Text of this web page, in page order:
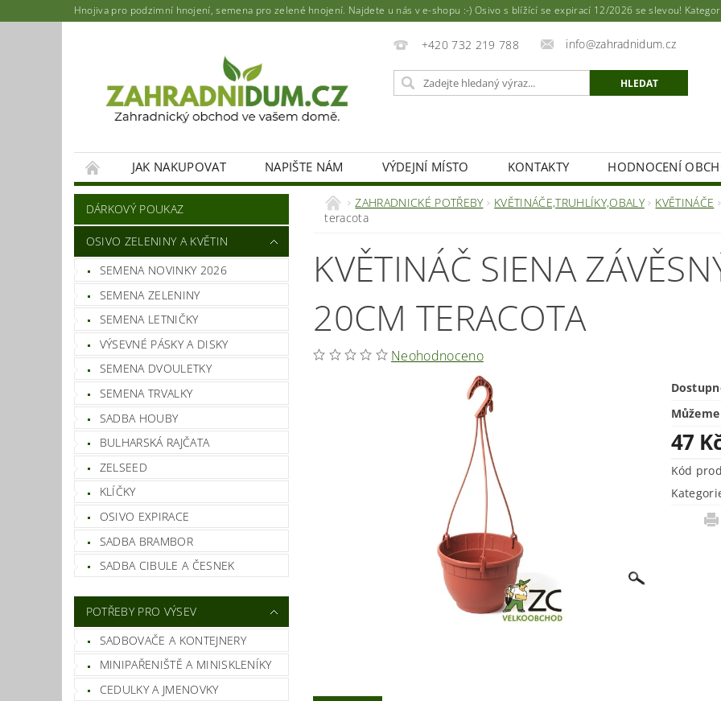
Hnojiva pro podzimní hnojení, semena pro zelené hnojení. Najdete u nás v e-shopu :-) Osivo s blížící se expirací 12/2026 se slevou! Kategorie
+420 732 219 788 info@zahradnidum.cz
JAK NAKUPOVAT NAPIŠTE NÁM VÝDEJNÍ MÍSTO KONTAKTY HODNOCENÍ
DÁRKOVÝ POUKAZ
OSIVO ZELENINY A KVĚTIN
SEMENA NOVINKY 2026
SEMENA ZELENINY
SEMENA LETNIČKY
VÝSEVNÉ PÁSKY A DISKY
SEMENA DVOULETKY
SEMENA TRVALKY
SADBA HOUBY
BULHARSKÁ RAJČATA
ZELSEED
KLÍČKY
OSIVO EXPIRACE
SADBA BRAMBOR
SADBA CIBULE A ČESNEK
POTŘEBY PRO VÝSEV
SADBOVAČE A KONTEJNERY
MINIPAŘENIŠTĚ A MINISKLENÍKY
CEDULKY A JMENOVKY
ZAHRADNICKÉ POTŘEBY KVĚTINÁČE,TRUHLÍKY,OBALY
KVĚTINÁČE
teracota
KVĚTINÁČ SIENA
20CM TERACOTA
Neohodnoceno
47
Kód